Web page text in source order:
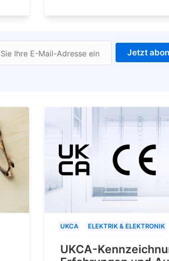
Ihre E-Mail-Adresse ein Jetzt
UKCA ELEKTRIK & ELEKTRONIK
UKCA-